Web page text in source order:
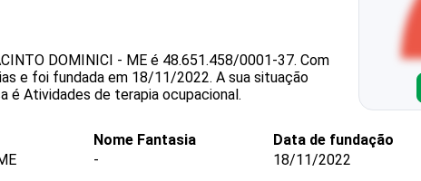
DOMINICI - ME é 48.651.458/0001-37. Com
e foi fundada em 18/11/2022. A sua situação
é Atividades de terapia ocupacional.
Nome Fantasia
-
Data de fundação
18/11/2022